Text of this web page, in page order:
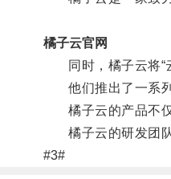
橘子云官网
同时，橘子云将“云
他们推出了一系列
橘子云的产品不仅
橘子云的研发团队
#3#